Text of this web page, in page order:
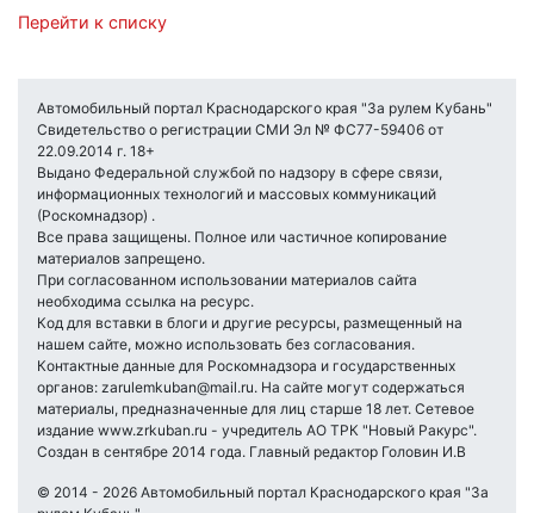
Перейти к списку
Автомобильный портал Краснодарского края "За рулем Кубань"
Свидетельство о регистрации СМИ Эл № ФС77-59406 от
22.09.2014 г. 18+
Выдано Федеральной службой по надзору в сфере связи,
информационных технологий и массовых коммуникаций
(Роскомнадзор) .
Все права защищены. Полное или частичное копирование
материалов запрещено.
При согласованном использовании материалов сайта
необходима ссылка на ресурс.
Код для вставки в блоги и другие ресурсы, размещенный на
нашем сайте, можно использовать без согласования.
Контактные данные для Роскомнадзора и государственных
органов: zarulemkuban@mail.ru. На сайте могут содержаться
материалы, предназначенные для лиц старше 18 лет. Сетевое
издание www.zrkuban.ru - учредитель АО ТРК "Новый Ракурс".
Создан в сентябре 2014 года. Главный редактор Головин И.В
© 2014 - 2026 Автомобильный портал Краснодарского края "За